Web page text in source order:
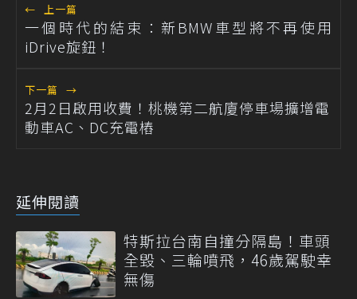
← 上一篇
一個時代的結束：新BMW車型將不再使用
iDrive旋鈕！
下一篇 →
2月2日啟用收費！桃機第二航廈停車場擴增電
動車AC、DC充電樁
延伸閱讀
特斯拉台南自撞分隔島！車頭
全毀、三輪噴飛，46歲駕駛幸
無傷